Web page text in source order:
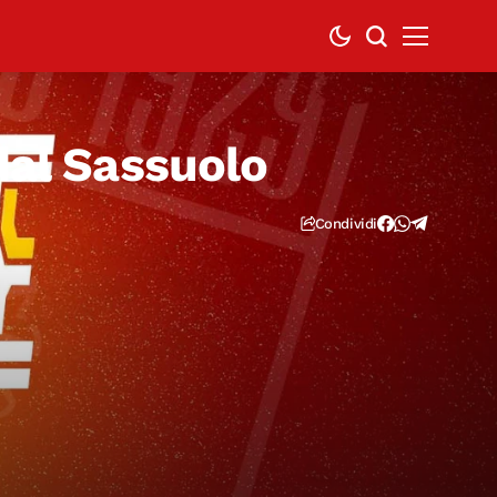
Sassuolo
Condividi